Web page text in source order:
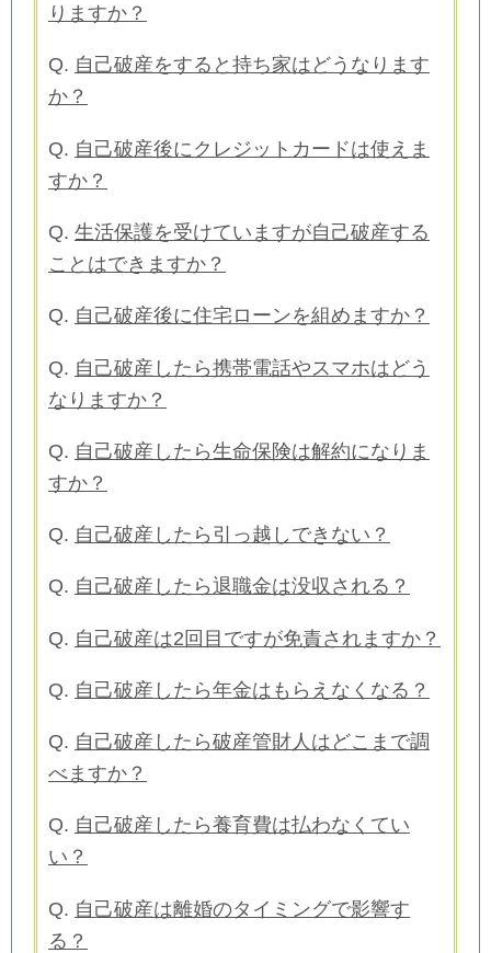
りますか？
Q. 自己破産をすると持ち家はどうなります
か？
Q. 自己破産後にクレジットカードは使えま
すか？
Q. 生活保護を受けていますが自己破産する
ことはできますか？
Q. 自己破産後に住宅ローンを組めますか？
Q. 自己破産したら携帯電話やスマホはどう
なりますか？
Q. 自己破産したら生命保険は解約になりま
すか？
Q. 自己破産したら引っ越しできない？
Q. 自己破産したら退職金は没収される？
Q. 自己破産は2回目ですが免責されますか？
Q. 自己破産したら年金はもらえなくなる？
Q. 自己破産したら破産管財人はどこまで調
べますか？
Q. 自己破産したら養育費は払わなくてい
い？
Q. 自己破産は離婚のタイミングで影響す
る？